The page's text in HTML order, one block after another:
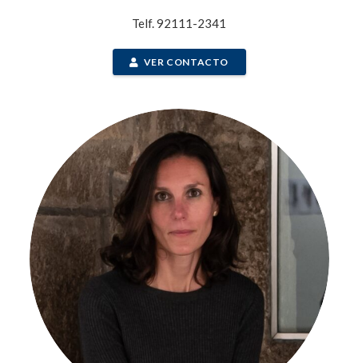
Telf. 92111-2341
VER CONTACTO